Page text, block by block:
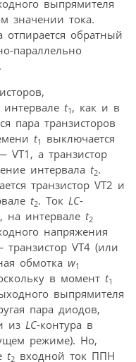
выпрямителя
значении тока.
отпирается обратный
параллельно
t1 , как и в
пара транзисторов
t1
выключается
VT1, а транзистор
интервала t2.
транзистор VT2 и
t2. Ток LC-
на интервале t2
напряжения
VT4 (или
обмотка w1
в момент t1
выпрямителя
пара диодов,
из LC-контура в
режиме). Но,
t2 входной ток ППН